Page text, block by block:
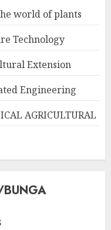
world of plants
Technology
Extension
Engineering
AGRICULTURAL
BUNGA